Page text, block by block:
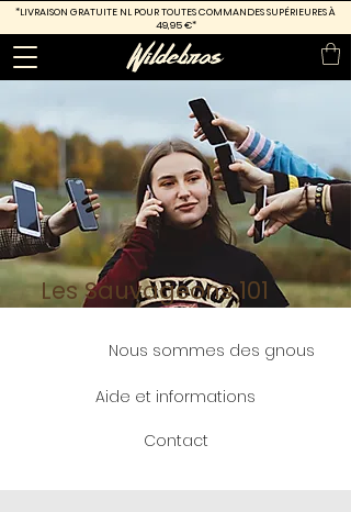
*LIVRAISON GRATUITE NL POUR TOUTES COMMANDES SUPÉRIEURES À
49,95 €*
Les Sauvageons 101
Nous sommes des gnous
Aide et informations
Contact